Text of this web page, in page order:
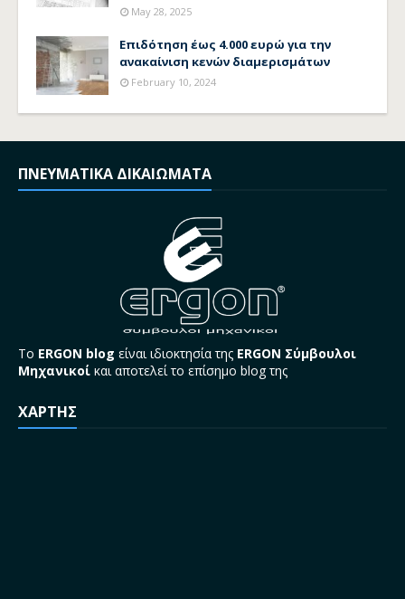
May 28, 2025
Επιδότηση έως 4.000 ευρώ για την
ανακαίνιση κενών διαμερισμάτων
February 10, 2024
ΠΝΕΥΜΑΤΙΚΑ ΔΙΚΑΙΩΜΑΤΑ
Το ERGON blog είναι ιδιοκτησία της ERGON Σύμβουλοι
Μηχανικοί και αποτελεί το επίσημο blog της
ΧΑΡΤΗΣ